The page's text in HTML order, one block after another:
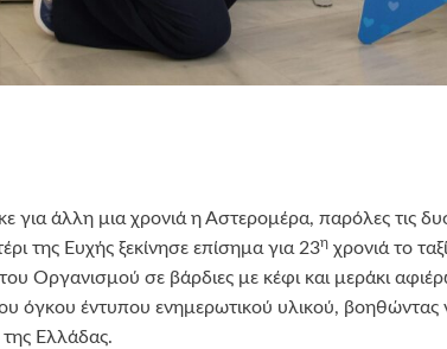
για άλλη μια χρονιά η Αστερομέρα, παρόλες τις
της Ευχής ξεκίνησε επίσημα για 23η χρονιά το
Οργανισμού σε βάρδιες με κέφι και μεράκι
όγκου έντυπου ενημερωτικού υλικού, βοηθώντας
Ελλάδας.